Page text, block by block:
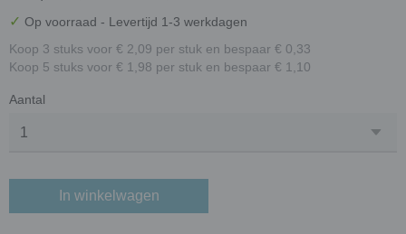
✓ Op voorraad - Levertijd 1-3 werkdagen
Koop 3 stuks voor € 2,09 per stuk en bespaar € 0,33
Koop 5 stuks voor € 1,98 per stuk en bespaar € 1,10
Aantal
In winkelwagen